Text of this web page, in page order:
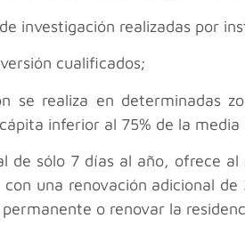
investigación realizadas por
cualificados;
se realiza en determinadas
inferior al 75% de la media
de sólo 7 días al año, ofrece
una renovación adicional
o renovar la